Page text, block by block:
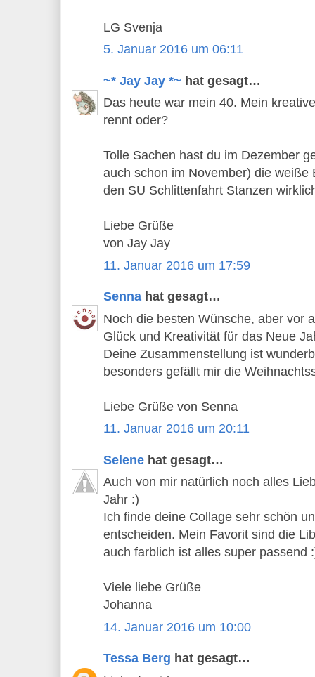
LG Svenja
5. Januar 2016 um 06:11
~* Jay Jay *~ hat gesagt…
Das heute war mein 40. Mein
rennt oder?
Tolle Sachen hast du im Dezember
auch schon im November) die weiße
den SU Schlittenfahrt Stanzen
Liebe Grüße
von Jay Jay
11. Januar 2016 um 17:59
Senna hat gesagt…
Noch die besten Wünsche, aber vor
Glück und Kreativität für das Neue
Deine Zusammenstellung ist
besonders gefällt mir die
Liebe Grüße von Senna
11. Januar 2016 um 20:11
Selene hat gesagt…
Auch von mir natürlich noch alles
Jahr :)
Ich finde deine Collage sehr schön
entscheiden. Mein Favorit sind die
auch farblich ist alles super passend
Viele liebe Grüße
Johanna
14. Januar 2016 um 10:00
Tessa Berg hat gesagt…